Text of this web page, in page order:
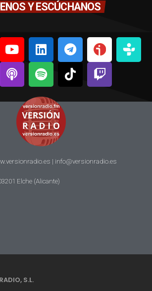
Y ESCÚCHANOS
| info@versionradio.es
Elche (Alicante)
S.L.